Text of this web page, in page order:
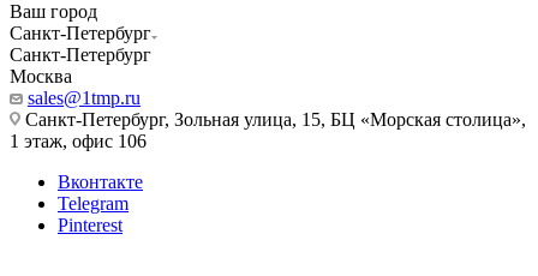
Ваш город
Санкт-Петербург
Санкт-Петербург
Москва
sales@1tmp.ru
Санкт-Петербург, Зольная улица, 15, БЦ «Морская столица»,
1 этаж, офис 106
Вконтакте
Telegram
Pinterest